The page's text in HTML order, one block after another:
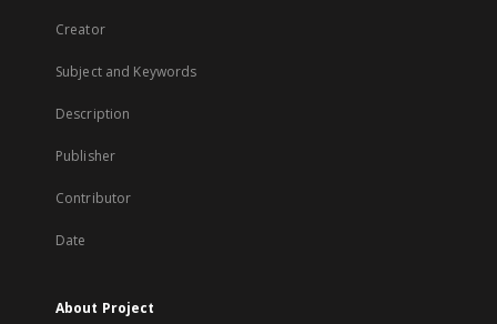
Creator
Subject and Keywords
Description
Publisher
Contributor
Date
About Project